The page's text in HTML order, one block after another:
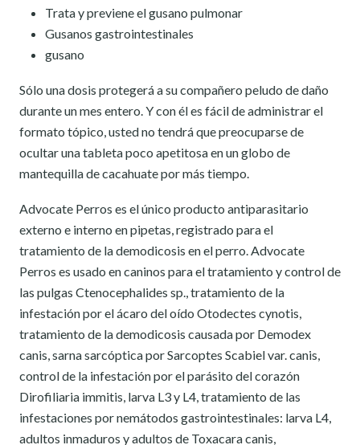
Trata y previene el gusano pulmonar
Gusanos gastrointestinales
gusano
Sólo una dosis protegerá a su compañero peludo de daño
durante un mes entero. Y con él es fácil de administrar el
formato tópico, usted no tendrá que preocuparse de
ocultar una tableta poco apetitosa en un globo de
mantequilla de cacahuate por más tiempo.
Advocate Perros es el único producto antiparasitario
externo e interno en pipetas, registrado para el
tratamiento de la demodicosis en el perro. Advocate
Perros es usado en caninos para el tratamiento y control de
las pulgas Ctenocephalides sp., tratamiento de la
infestación por el ácaro del oído Otodectes cynotis,
tratamiento de la demodicosis causada por Demodex
canis, sarna sarcóptica por Sarcoptes Scabiel var. canis,
control de la infestación por el parásito del corazón
Dirofiliaria immitis, larva L3 y L4, tratamiento de las
infestaciones por nemátodos gastrointestinales: larva L4,
adultos inmaduros y adultos de Toxacara canis,